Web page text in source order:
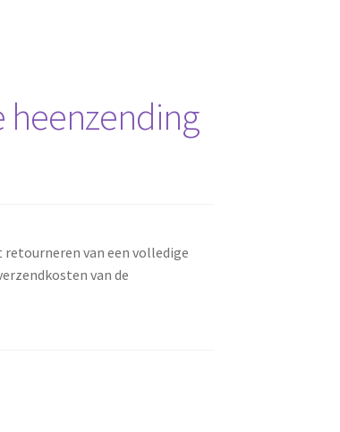
heenzending
van een volledige
van de